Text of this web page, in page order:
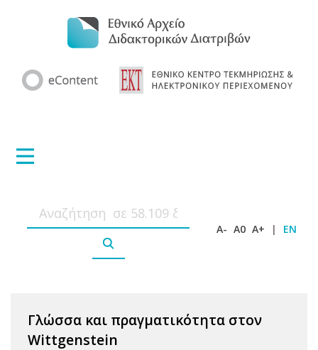
A- A0 A+ | EN
Γλώσσα και πραγματικότητα στον
Wittgenstein